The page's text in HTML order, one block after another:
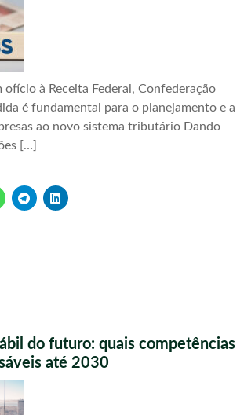
ofício à Receita Federal, Confederação
é fundamental para o planejamento e a
ao novo sistema tributário Dando
[…]
do futuro: quais competências
até 2030